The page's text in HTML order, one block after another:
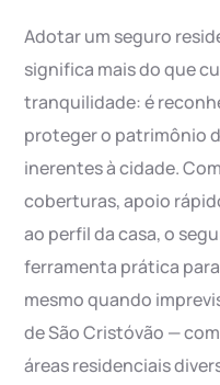
Adotar um seguro
significa mais do que
tranquilidade: é
proteger o patrimônio
inerentes à cidade.
coberturas, apoio
ao perfil da casa, o
ferramenta prática
mesmo quando
de São Cristóvão —
áreas residenciais